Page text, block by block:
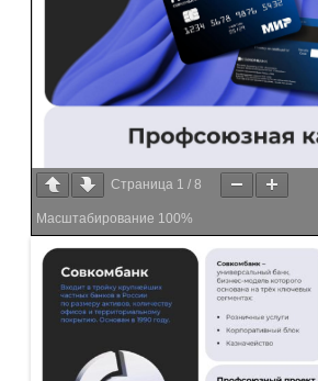
Страница 1 / 8
Масштабирование 100%